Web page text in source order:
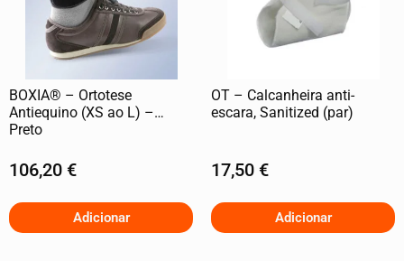
BOXIA® – Ortotese
Antiequino (XS ao L) –
Preto
106,20 €
Adicionar
OT – Calcanheira anti-
escara, Sanitized (par)
17,50 €
Adicionar